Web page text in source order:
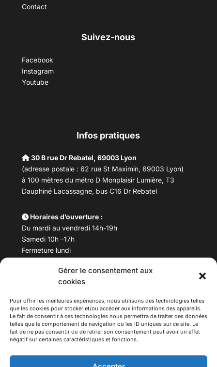
Gérer le consentement aux
cookies
Pour offrir les meilleures expériences, nous utilisons des technologies telles
que les cookies pour stocker et/ou accéder aux informations des appareils.
Le fait de consentir à ces technologies nous permettra de traiter des données
telles que le comportement de navigation ou les ID uniques sur ce site. Le
fait de ne pas consentir ou de retirer son consentement peut avoir un effet
négatif sur certaines caractéristiques et fonctions.
Contact
Suivez-nous
Facebook
Instagram
Youtube
Infos pratiques
30 B rue Dr Rebatel, 69003 Lyon
(adresse postale : 62 rue St Maximin, 69003 Lyon)
à 100 mètres du métro D Monplaisir Lumière, T3
Dauphiné Lacassagne, bus C16 Dr Rebatel
Horaires d’ouverture :
Du mardi au vendredi 14h-19h
Samedi 10h –17h
Fermeture lundi
Téléphone : 04 78 53 06 40
maisondesculturesasiatiques@asiexpo.com